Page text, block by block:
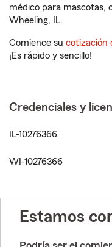
médico para mascotas,
Wheeling, IL.
Comience su cotización
¡Es rápido y sencillo!
Credenciales y
IL-10276366
WI-10276366
Estamos